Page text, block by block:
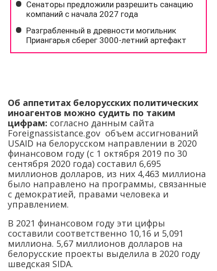
Об аппетитах белорусских политических
иноагентов можно судить по таким
цифрам: согласно данным сайта
Foreignassistance.gov объем ассигнований
USAID на белорусском направлении в 2020
финансовом году (с 1 октября 2019 по 30
сентября 2020 года) составил 6,695
миллионов долларов, из них 4,463 миллиона
было направлено на программы, связанные
с демократией, правами человека и
управлением.
В 2021 финансовом году эти цифры
составили соответственно 10,16 и 5,091
миллиона. 5,67 миллионов долларов на
белорусские проекты выделила в 2020 году
шведская SIDA.